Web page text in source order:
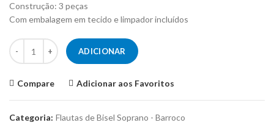
Construção: 3 peças
Com embalagem em tecido e limpador incluídos
Quantidade de Flauta de Bisel Soprano Yamaha YRS-32B
ADICIONAR
Compare Adicionar aos Favoritos
Categoria: Flautas de Bisel Soprano - Barroco